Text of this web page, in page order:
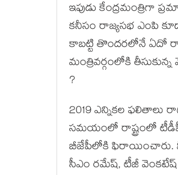
ఇపుడు కేంద్రమంత్రిగా
కనీసం రాజ్యసభ ఎంపి
కాబట్టి తొందరలోనే ఏదో
మంత్రివర్గంలోకి
?
2019 ఎన్నికల
సమయంలో రాష్ట్రంలో
బీజేపీలోకి ఫిరాయించారు.
సీఎం రమేష్, టీజీ